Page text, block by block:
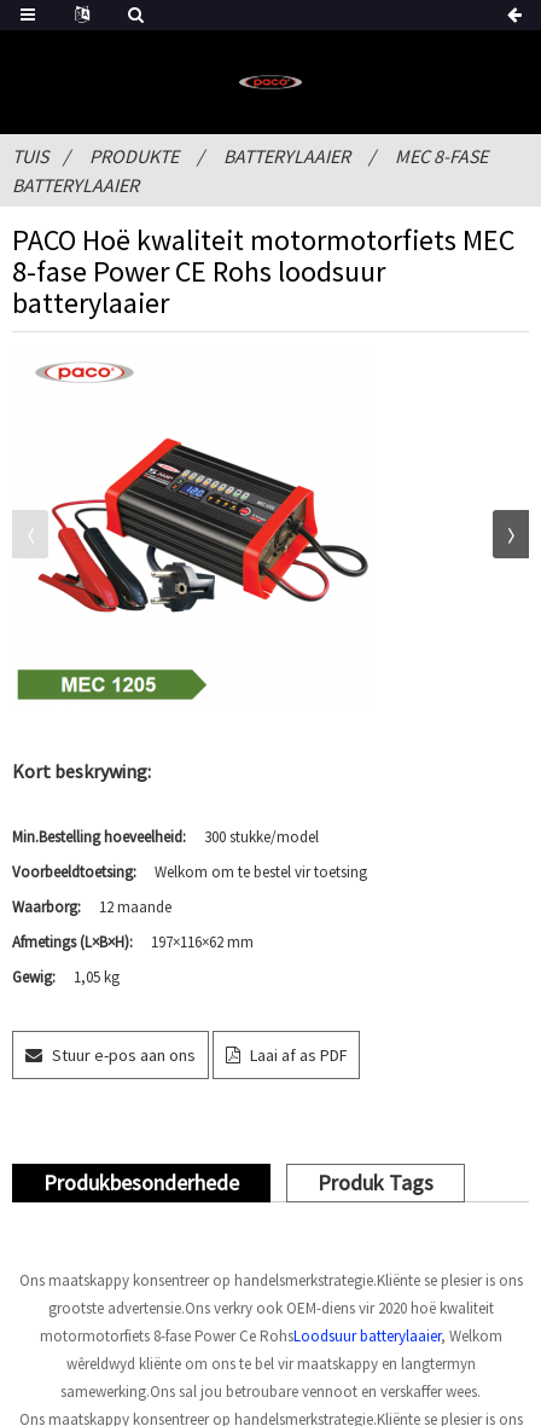
TUIS PRODUKTE BATTERYLAAIER
MEC 8-FASE
BATTERYLAAIER
PACO Hoë kwaliteit motormotorfiets MEC
8-fase Power CE Rohs loodsuur
batterylaaier
Kort beskrywing:
Min.Bestelling hoeveelheid:
300 stukke/model
Voorbeeldtoetsing:
Welkom om te bestel vir toetsing
Waarborg:
12 maande
Afmetings (L×B×H):
197×116×62 mm
Gewig:
1,05 kg
Stuur e-pos aan ons Laai af as PDF
Produkbesonderhede Produk Tags
Ons maatskappy konsentreer op handelsmerkstrategie.Kliënte se plesier is ons
grootste advertensie.Ons verkry ook OEM-diens vir 2020 hoë kwaliteit
motormotorfiets 8-fase Power Ce RohsLoodsuur batterylaaier, Welkom
wêreldwyd kliënte om ons te bel vir maatskappy en langtermyn
samewerking.Ons sal jou betroubare vennoot en verskaffer wees.
Ons maatskappy konsentreer op handelsmerkstrategie.Kliënte se plesier is ons